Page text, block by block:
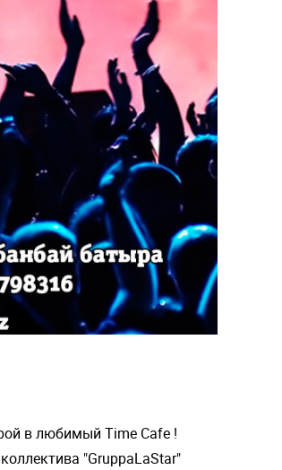
в любимый Time Cafe !
"GruppaLaStar"